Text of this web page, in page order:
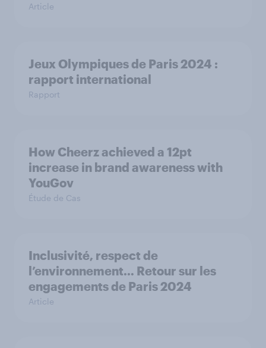
Article
Jeux Olympiques de Paris 2024 :
rapport international
Rapport
How Cheerz achieved a 12pt
increase in brand awareness with
YouGov
Étude de Cas
Inclusivité, respect de
l’environnement… Retour sur les
engagements de Paris 2024
Article